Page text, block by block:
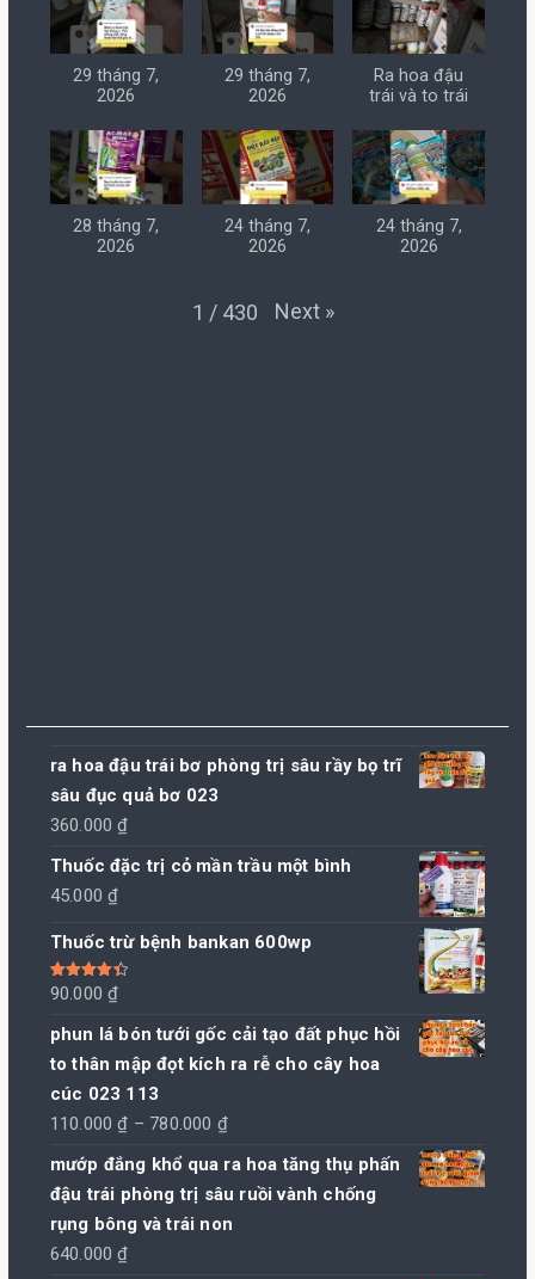
29 tháng 7,
2026
29 tháng 7,
2026
Ra hoa đậu
trái và to trái
28 tháng 7,
2026
24 tháng 7,
2026
24 tháng 7,
2026
1 / 430 Next »
ra hoa đậu trái bơ phòng trị sâu rầy bọ trĩ
sâu đục quả bơ 023
360.000₫
Thuốc đặc trị cỏ mần trầu một bình
45.000₫
Thuốc trừ bệnh bankan 600wp
Được xếp
hạng 4.50
90.000₫
phun lá bón tưới gốc cải tạo đất phục hồi
to thân mập đọt kích ra rễ cho cây hoa
cúc 023 113
110.000₫ – 780.000 ₫Khoảng
giá:
mướp đắng khổ qua ra hoa tăng thụ phấn
đậu trái phòng trị sâu ruồi vành chống
rụng bông và trái non
640.000₫